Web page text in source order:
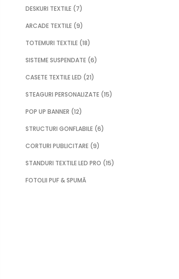
DESKURI TEXTILE (7)
ARCADE TEXTILE (9)
TOTEMURI TEXTILE (18)
SISTEME SUSPENDATE (6)
CASETE TEXTILE LED (21)
STEAGURI PERSONALIZATE (15)
POP UP BANNER (12)
STRUCTURI GONFLABILE (6)
CORTURI PUBLICITARE (9)
STANDURI TEXTILE LED PRO (15)
FOTOLII PUF & SPUMĂ